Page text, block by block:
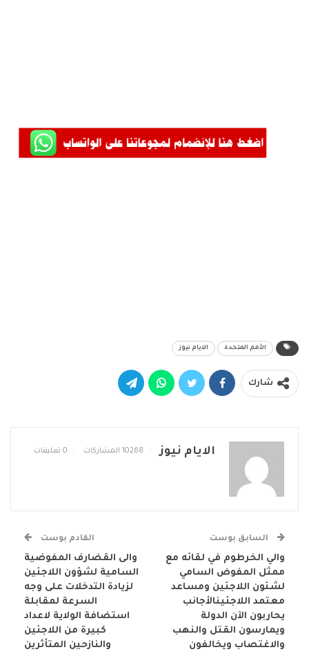
الأمم المتحدة الايام نيوز
شارك
الايام نيوز 10268 المشاركات 0 تعليقات
السابق بوست
والي الخرطوم في لقائه مع
ممثل المفوض السامي
لشئون اللاجئين ومساعد
معتمد اللاجئينالأجانب
يحاربون الآن الدولة
ويمارسون القتل والنهب
والاغتصاب ويخالفون
القادم بوست
والى القضارف المفوضية
السامية لشؤون اللاجئين
لزيادة التدخلات على وجه
السرعة لمقابلة
استضافة الولاية لاعداد
كبيرة من اللاجئين
والنازحين المتأثرين